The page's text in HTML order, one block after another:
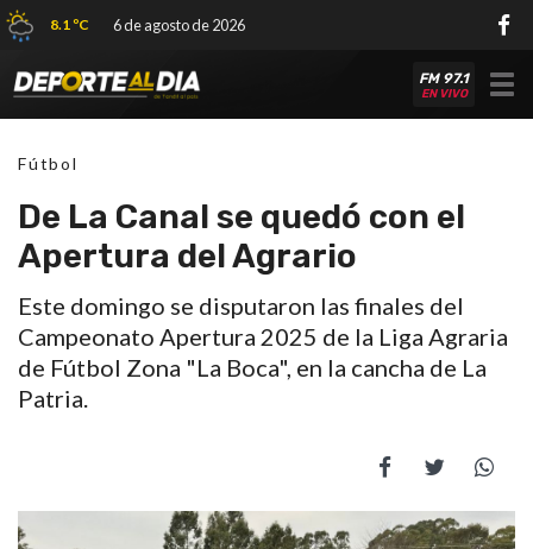
8.1 ºC 6 de agosto de 2026
FM 97.1
EN VIVO
Fútbol
De La Canal se quedó con el
Apertura del Agrario
Este domingo se disputaron las finales del
Campeonato Apertura 2025 de la Liga Agraria
de Fútbol Zona "La Boca", en la cancha de La
Patria.